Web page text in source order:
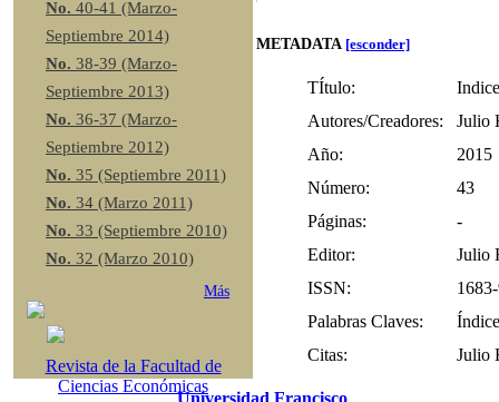
No. 40-41 (Marzo-
Septiembre 2014)
No. 38-39 (Marzo-
Septiembre 2013)
No. 36-37 (Marzo-
Septiembre 2012)
No. 35 (Septiembre 2011)
No. 34 (Marzo 2011)
No. 33 (Septiembre 2010)
No. 32 (Marzo 2010)
Más
Revista de la Facultad de
Ciencias Económicas
METADATA [esconder]
TÍtulo:
Autores/Creadores:
Julio
Año:
2015
Número:
43
Páginas:
-
Editor:
Julio
ISSN:
Palabras Claves:
Citas:
Julio
Universidad Francisco